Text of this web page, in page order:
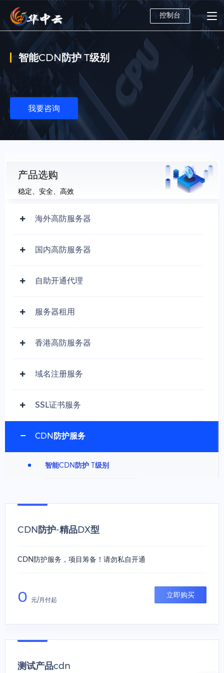
控制台
智能CDN防护 T级别
我要咨询
产品选购
稳定、安全、高效
海外高防服务器
国内高防服务器
自助开通代理
服务器租用
香港高防服务器
域名注册服务
SSL证书服务
CDN防护服务
智能CDN防护 T级别
CDN防护-精品DX型
CDN防护服务，项目筹备！请勿私自开通
0 元/月付起
立即购买
测试产品cdn